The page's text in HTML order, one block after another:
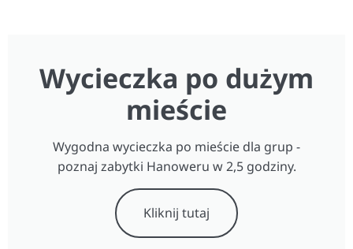
Wycieczka po dużym
mieście
Wygodna wycieczka po mieście dla grup -
poznaj zabytki Hanoweru w 2,5 godziny.
Kliknij tutaj